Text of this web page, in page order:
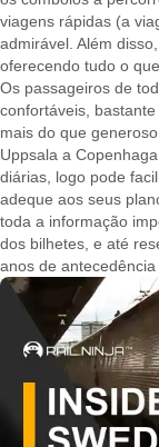
viagens rápidas (a
admirável. Além
oferecendo tudo o
Os passageiros de
confortáveis,
mais do que
Uppsala a
diárias, logo pode
adeque aos seus
toda a informação
dos bilhetes, e até
anos de